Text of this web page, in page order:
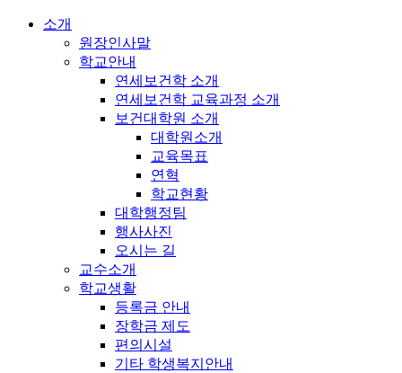
소개
원장인사말
학교안내
연세보건학 소개
연세보건학 교육과정 소개
보건대학원 소개
대학원소개
교육목표
연혁
학교현황
대학행정팀
행사사진
오시는 길
교수소개
학교생활
등록금 안내
장학금 제도
편의시설
기타 학생복지안내